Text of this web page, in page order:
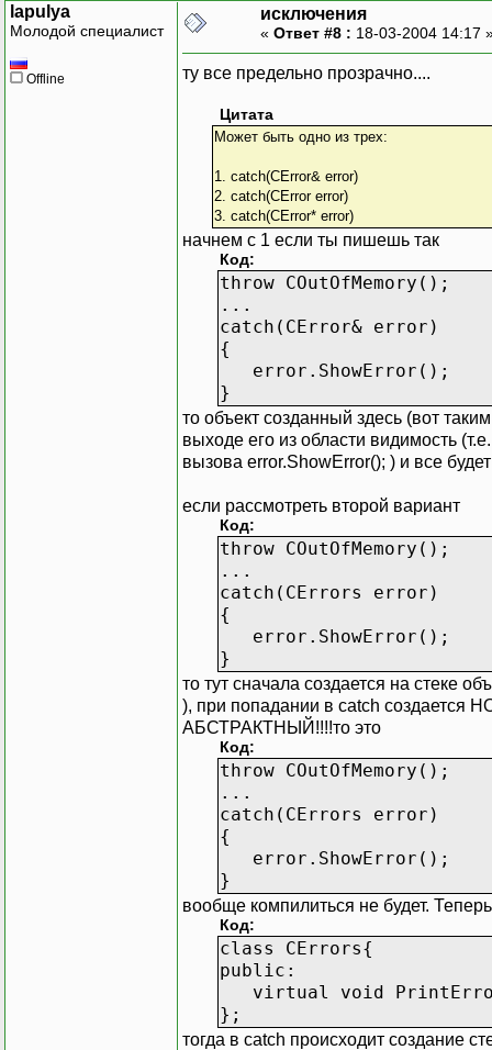
lapulya
Молодой специалист
Offline
исключения
« Ответ #8 : 18-03-2004 14:17
ту все предельно прозрачно....
Цитата
Может быть одно из трех:
1. catch(CError& error)
2. catch(CError error)
3. catch(CError* error)
начнем c 1 если ты пишешь так
Код:
throw COutOfMemory();
...
catch(CError& error)
{
error.ShowError();
}
то объект созданный здесь (вот
выходе его из области видимость
вызова error.ShowError(); ) и все
если рассмотреть второй вариант
Код:
throw COutOfMemory();
...
catch(CErrors error)
{
error.ShowError();
}
то тут сначала создается на стеке
), при попадании в catch
АБСТРАКТНЫЙ!!!!то это
Код:
throw COutOfMemory();
...
catch(CErrors error)
{
error.ShowError();
}
вообще компилиться не будет.
Код:
class CErrors{
public:
virtual void
};
тогда в catch происходит создание